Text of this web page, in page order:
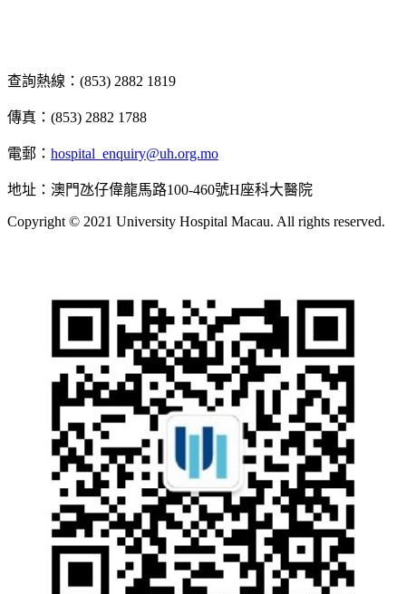
查詢熱線：(853) 2882 1819
傳真：(853) 2882 1788
電郵： hospital_enquiry@uh.org.mo
地址：澳門氹仔偉龍馬路100-460號H座科大醫院
Copyright © 2021 University Hospital Macau. All rights reserved.